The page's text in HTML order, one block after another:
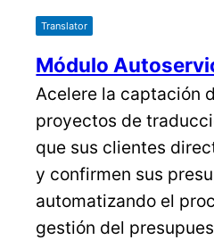
Translator
Módulo
Acelere la captación
proyectos de
que sus clientes
y confirmen sus
automatizando el
gestión del